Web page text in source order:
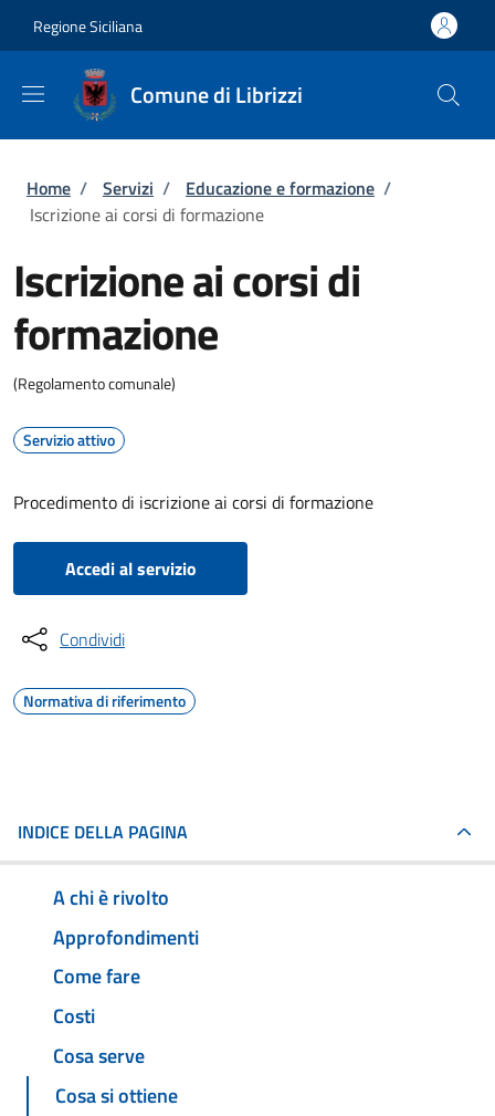
Regione Siciliana
Comune di Librizzi
Briciole di pane
Home / Servizi / Educazione e formazione /
Iscrizione ai corsi di formazione
Iscrizione ai corsi di
formazione
(Regolamento comunale)
Servizio attivo
Procedimento di iscrizione ai corsi di formazione
Accedi al servizio
Condividi
Normativa di riferimento
INDICE DELLA PAGINA
A chi è rivolto
Approfondimenti
Come fare
Costi
Cosa serve
Cosa si ottiene